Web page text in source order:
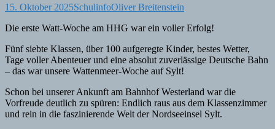
15. Oktober 2025SchulinfoOliver Breitenstein
Die erste Watt-Woche am HHG war ein voller Erfolg!
Fünf siebte Klassen, über 100 aufgeregte Kinder, bestes Wetter,
Tage voller Abenteuer und eine absolut zuverlässige Deutsche Bahn
– das war unsere Wattenmeer-Woche auf Sylt!
Schon bei unserer Ankunft am Bahnhof Westerland war die
Vorfreude deutlich zu spüren: Endlich raus aus dem Klassenzimmer
und rein in die faszinierende Welt der Nordseeinsel Sylt.